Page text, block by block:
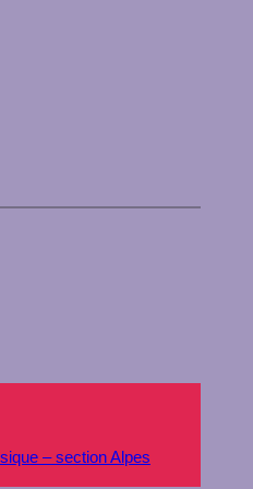
– section Alpes